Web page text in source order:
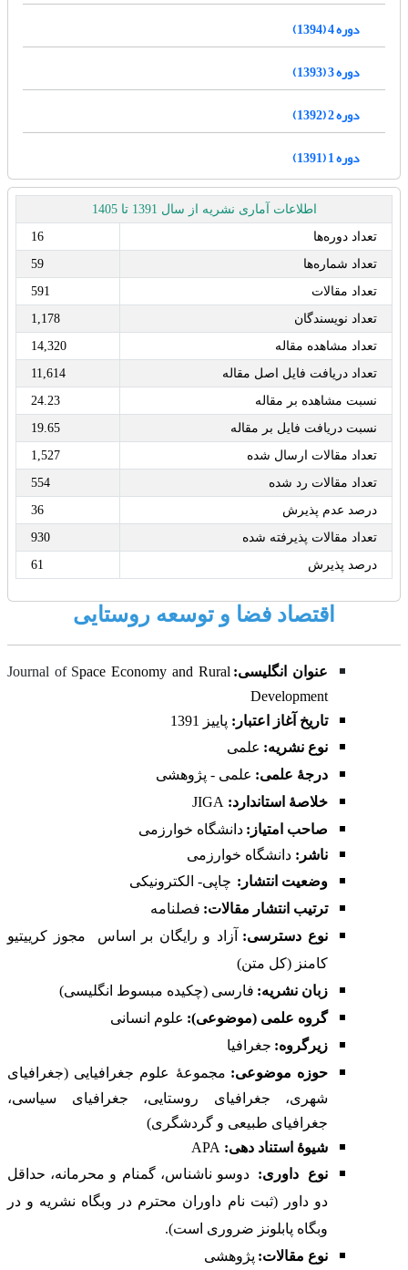
دوره 4 (1394)
دوره 3 (1393)
دوره 2 (1392)
دوره 1 (1391)
اطلاعات آماری نشریه از سال 1391 تا 1405
تعداد دوره‌ها
16
تعداد شماره‌ها
59
تعداد مقالات
591
تعداد نویسندگان
1,178
تعداد مشاهده مقاله
14,320
تعداد دریافت فایل اصل مقاله
11,614
نسبت مشاهده بر مقاله
24.23
نسبت دریافت فایل بر مقاله
19.65
تعداد مقالات ارسال شده
1,527
تعداد مقالات رد شده
554
درصد عدم پذیرش
36
تعداد مقالات پذیرفته شده
930
درصد پذیرش
61
اقتصاد فضا و توسعه روستایی
عنوان انگلیسی: Journal of Space Economy and Rural
Development
تاریخ آغاز اعتبار: پاییز
1391
نوع نشریه: علمی
درجۀ علمی: علمی - پژوهشی
خلاصۀ استاندارد: JIGA
صاحب امتیاز: دانشگاه خوارزمی
ناشر: دانشگاه خوارزمی
وضعیت انتشار: چاپی- الکترونیکی
ترتیب انتشار مقالات: فصلنامه
نوع دسترسی:
آزاد و رایگان بر اساس
مجوز کرییتیو
کامنز (کل متن)
زبان نشریه: فارسی (چکیده مبسوط انگلیسی)
گروه علمی (موضوعی): علوم انسانی
زیرگروه: جغرافیا
حوزه موضوعی: مجموعۀ علوم جغرافیایی (جغرافیای
شهری، جغرافیای روستایی، جغرافیای سیاسی،
جغرافیای طبیعی و گردشگری)
شیوۀ استناد دهی: APA
نوع
داوری: دوسو ناشناس، گمنام و محرمانه، حداقل
دو داور (ثبت نام داوران محترم در
وبگاه نشریه و در
وبگاه پابلونز ضروری است).
نوع مقالات: پژوهشی